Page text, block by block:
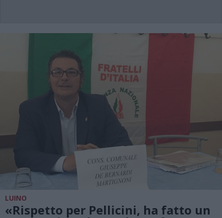
LUINO
«Rispetto per Pellicini, ha fatto un